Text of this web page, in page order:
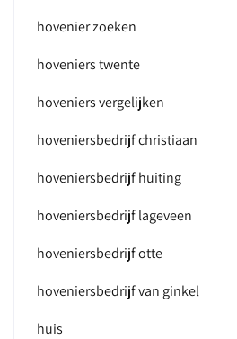
hovenier zoeken
hoveniers twente
hoveniers vergelijken
hoveniersbedrijf christiaan
hoveniersbedrijf huiting
hoveniersbedrijf lageveen
hoveniersbedrijf otte
hoveniersbedrijf van ginkel
huis